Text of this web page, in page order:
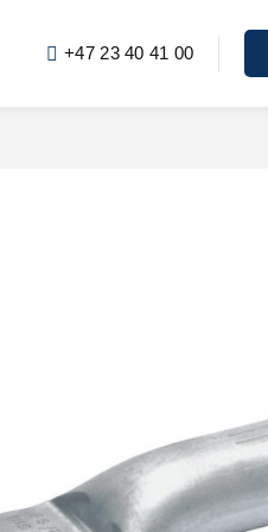
+47 23 40 41 00